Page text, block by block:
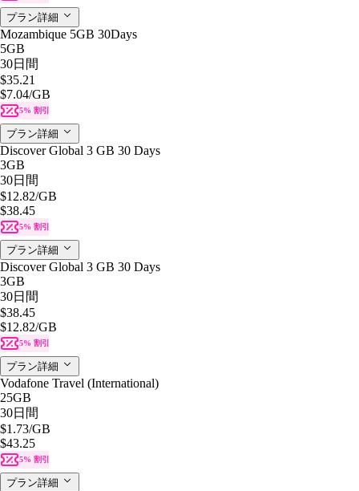
プラン詳細
Mozambique 5GB 30Days
5GB
30日間
$35.21
$7.04/GB
5% 割引
プラン詳細
Discover Global 3 GB 30 Days
3GB
30日間
$12.82/GB
$38.45
5% 割引
プラン詳細
Discover Global 3 GB 30 Days
3GB
30日間
$38.45
$12.82/GB
5% 割引
プラン詳細
Vodafone Travel (International)
25GB
30日間
$1.73/GB
$43.25
5% 割引
プラン詳細